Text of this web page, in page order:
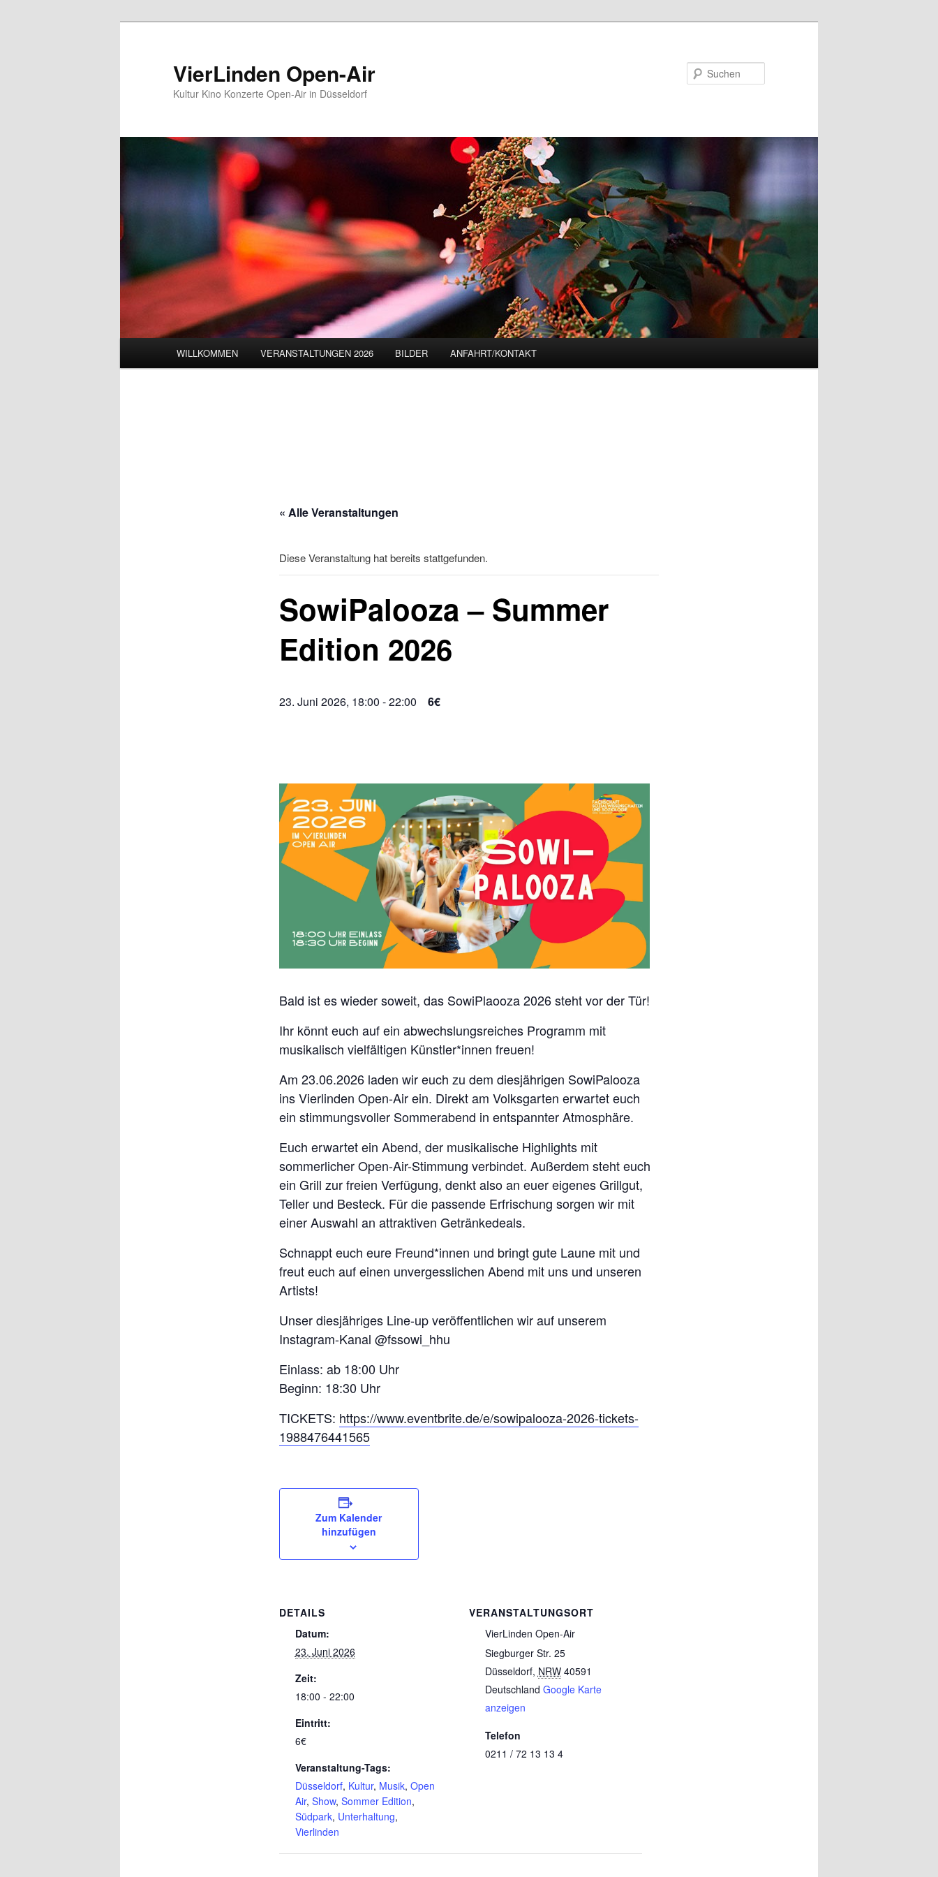
VierLinden Open-Air
Kultur Kino Konzerte Open-Air in Düsseldorf
WILLKOMMEN VERANSTALTUNGEN 2026 BILDER ANFAHRT/KONTAKT
« Alle Veranstaltungen
Diese Veranstaltung hat bereits stattgefunden.
SowiPalooza – Summer
Edition 2026
23. Juni 2026, 18:00 -22:00 6€
Bald ist es wieder soweit, das SowiPlaooza 2026 steht vor der Tür!
Ihr könnt euch auf ein abwechslungsreiches Programm mit
musikalisch vielfältigen Künstler*innen freuen!
Am 23.06.2026 laden wir euch zu dem diesjährigen SowiPalooza
ins Vierlinden Open-Air ein. Direkt am Volksgarten erwartet euch
ein stimmungsvoller Sommerabend in entspannter Atmosphäre.
Euch erwartet ein Abend, der musikalische Highlights mit
sommerlicher Open-Air-Stimmung verbindet. Außerdem steht euch
ein Grill zur freien Verfügung, denkt also an euer eigenes Grillgut,
Teller und Besteck. Für die passende Erfrischung sorgen wir mit
einer Auswahl an attraktiven Getränkedeals.
Schnappt euch eure Freund*innen und bringt gute Laune mit und
freut euch auf einen unvergesslichen Abend mit uns und unseren
Artists!
Unser diesjähriges Line-up veröffentlichen wir auf unserem
Instagram-Kanal @fssowi_hhu
Einlass: ab 18:00 Uhr
Beginn: 18:30 Uhr
TICKETS: https://www.eventbrite.de/e/sowipalooza-2026-tickets-
1988476441565
Zum Kalender
hinzufügen
DETAILS
Datum:
23. Juni 2026
Zeit:
18:00 - 22:00
Eintritt:
6€
Veranstaltung-Tags:
Düsseldorf, Kultur, Musik, Open
Air, Show, Sommer Edition,
Südpark, Unterhaltung,
Vierlinden
VERANSTALTUNGSORT
VierLinden Open-Air
Siegburger Str. 25
Düsseldorf, NRW 40591
Deutschland Google Karte
anzeigen
Telefon
0211 / 72 13 13 4